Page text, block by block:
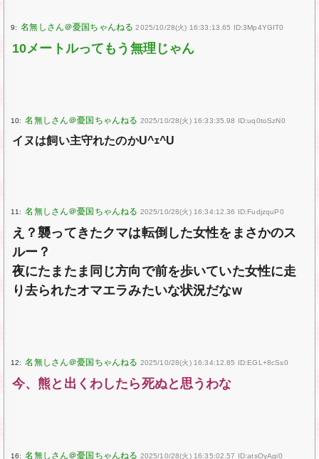
9: 2025/10/28(火) 16:33:13.65 ID:3Mp4YGIT0
10メートルってもう無理じゃん
10: 2025/10/28(火) 16:33:35.98 ID:uq0toSzN0
イヌは飼い主守れたのかU^ｪ^U
11: 2025/10/28(火) 16:34:12.36 ID:FudjzquP0
え？襲ってきたクマは転倒した女性をまさかのス
ルー？
夜にたまたま同じ方向で前を歩いていた女性に走
り去られたオマエラみたいな状況だなw
12: 2025/10/28(火) 16:34:12.85 ID:EGL+8cSs0
今、熊と出くわしたら死ぬと思うわな
16: 2025/10/28(火) 16:35:02.57 ID:atsOyAgi0